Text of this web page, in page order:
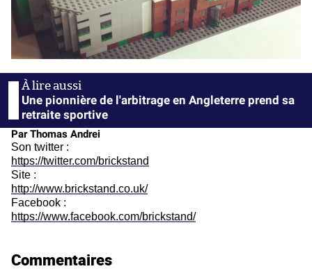
Une pionnière de l'arbitrage en Angleterre prend sa
retraite sportive
Par Thomas Andrei
Son twitter :
https://twitter.com/brickstand
Site :
http://www.brickstand.co.uk/
Facebook :
https://www.facebook.com/brickstand/
Commentaires